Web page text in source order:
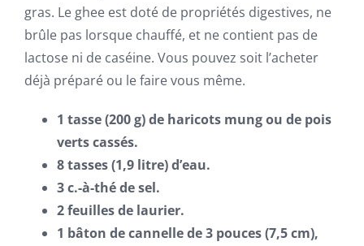
gras. Le ghee est doté de propriétés digestives, ne
brûle pas lorsque chauffé, et ne contient pas de
lactose ni de caséine. Vous pouvez soit l’acheter
déjà préparé ou le faire vous même.
1 tasse (200 g) de haricots mung ou de pois
verts cassés.
8 tasses (1,9 litre) d’eau.
3 c.-à-thé de sel.
2 feuilles de laurier.
1 bâton de cannelle de 3 pouces (7,5 cm),